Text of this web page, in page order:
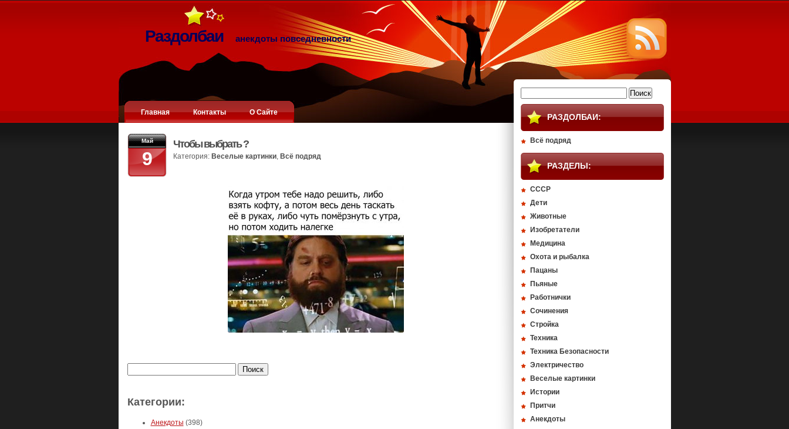
Раздолбаи анекдоты повседневности
Главная Контакты О Сайте
Май
9
Чтобы выбрать ?
Категория: Веселые картинки, Всё подряд
Категории:
Анекдоты (398)
РАЗДОЛБАИ:
Всё подряд
РАЗДЕЛЫ:
СССР
Дети
Животные
Изобретатели
Медицина
Охота и рыбалка
Пацаны
Пьяные
Работнички
Сочинения
Стройка
Техника
Техника Безопасности
Электричество
Веселые картинки
Истории
Притчи
Анекдоты